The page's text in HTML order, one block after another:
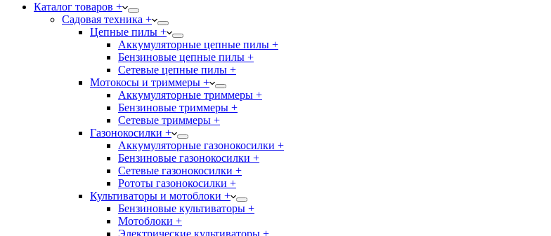
Каталог товаров +
Садовая техника +
Цепные пилы +
Аккумуляторные цепные пилы +
Бензиновые цепные пилы +
Сетевые цепные пилы +
Мотокосы и триммеры +
Аккумуляторные триммеры +
Бензиновые триммеры +
Сетевые триммеры +
Газонокосилки +
Аккумуляторные газонокосилки +
Бензиновые газонокосилки +
Сетевые газонокосилки +
Рототы газонокосилки +
Культиваторы и мотоблоки +
Бензиновые культиваторы +
Мотоблоки +
Электрические культиваторы +